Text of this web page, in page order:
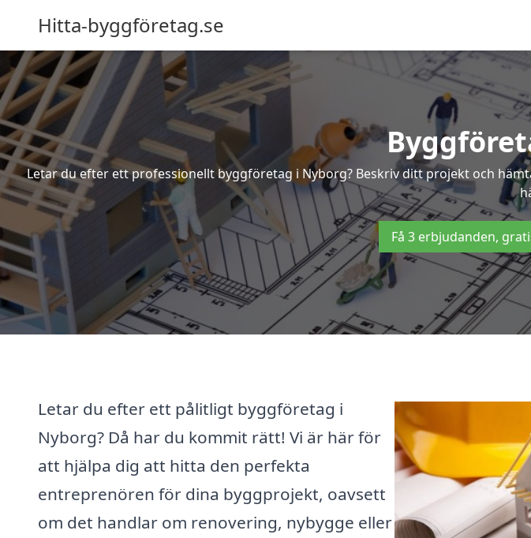
Hitta-byggföretag.se
Letar du efter ett professionellt byggföretag i Nyborg? Beskriv ditt projekt och
Få 3 erbjudanden,
Letar du efter ett pålitligt byggföretag i
Nyborg? Då har du kommit rätt! Vi är här för
att hjälpa dig att hitta den perfekta
entreprenören för dina byggprojekt, oavsett
om det handlar om renovering, nybygge eller